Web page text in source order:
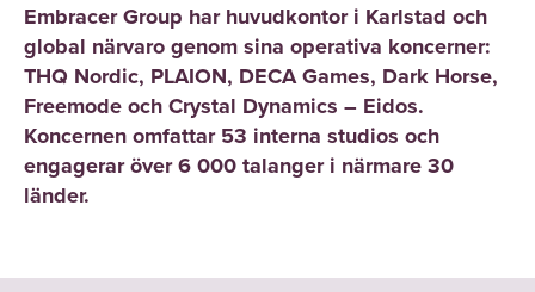
Embracer Group har huvudkontor i Karlstad och
global närvaro genom sina operativa koncerner:
THQ Nordic, PLAION, DECA Games, Dark Horse,
Freemode och Crystal Dynamics – Eidos.
Koncernen omfattar 53 interna studios och
engagerar över 6 000 talanger i närmare 30
länder.